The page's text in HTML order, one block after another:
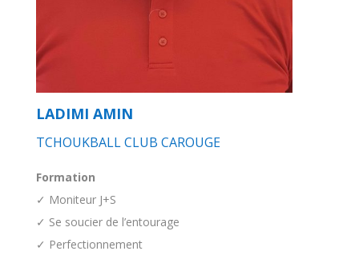
LADIMI AMIN
TCHOUKBALL CLUB CAROUGE
Formation
✓ Moniteur J+S
✓ Se soucier de l’entourage
✓ Perfectionnement